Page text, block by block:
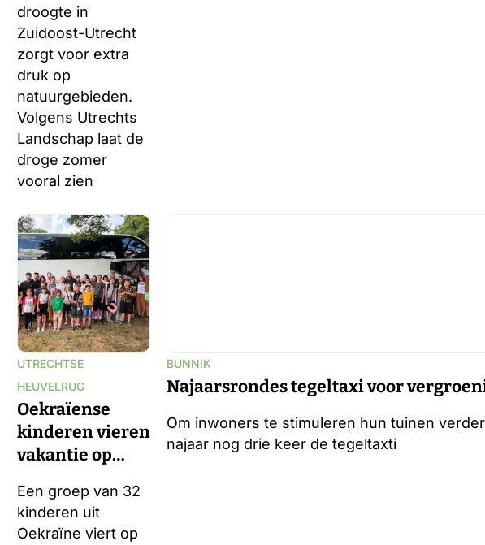
droogte in
Zuidoost-Utrecht
zorgt voor extra
druk op
natuurgebieden.
Volgens Utrechts
Landschap laat de
droge zomer
vooral zien
UTRECHTSE
HEUVELRUG
Oekraïense
kinderen vieren
vakantie op
Een groep van 32
kinderen uit
Oekraïne viert op
BUNNIK
Najaarsrondes tegeltaxi voor
Om inwoners te stimuleren hun tuinen
najaar nog drie keer de tegeltaxti